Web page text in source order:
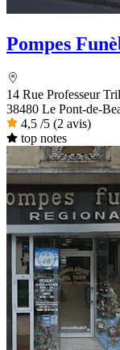
Pompes
14 Rue Professeur
38480 Le Pont-de-
4,5 /5 (2 avis)
top notes